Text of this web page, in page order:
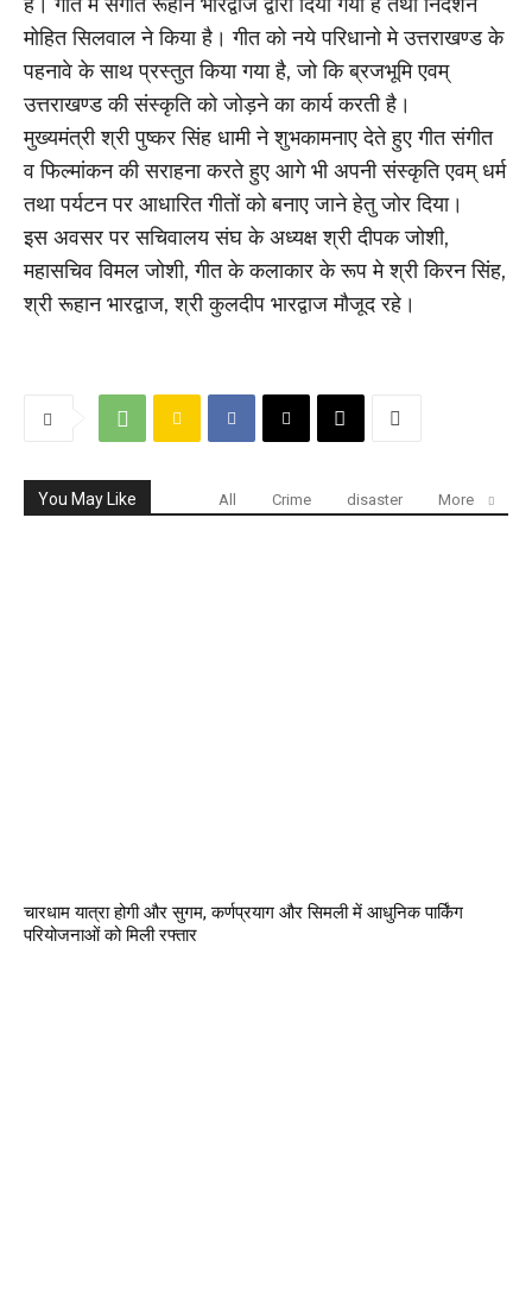
मोहित सिलवाल ने किया है। गीत को नये परिधानो मे उत्तराखण्ड के
पहनावे के साथ प्रस्तुत किया गया है, जो कि ब्रजभूमि एवम्
उत्तराखण्ड की संस्कृति को जोड़ने का कार्य करती है।
मुख्यमंत्री श्री पुष्कर सिंह धामी ने शुभकामनाए देते हुए गीत संगीत
व फिल्मांकन की सराहना करते हुए आगे भी अपनी संस्कृति एवम् धर्म
तथा पर्यटन पर आधारित गीतों को बनाए जाने हेतु जोर दिया।
इस अवसर पर सचिवालय संघ के अध्यक्ष श्री दीपक जोशी,
महासचिव विमल जोशी, गीत के कलाकार के रूप मे श्री किरन सिंह,
श्री रूहान भारद्वाज, श्री कुलदीप भारद्वाज मौजूद रहे।
You May Like All Crime disaster More
चारधाम यात्रा होगी और सुगम, कर्णप्रयाग और सिमली में आधुनिक पार्किंग
परियोजनाओं को मिली रफ्तार